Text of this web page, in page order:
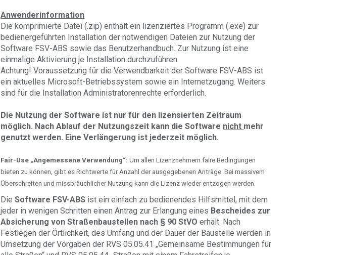
Anwenderinformation
Die komprimierte Datei (.zip) enthält ein lizenziertes Programm (.exe) zur
bedienergeführten Installation der notwendigen Dateien zur Nutzung der
Software FSV-ABS sowie das Benutzerhandbuch. Zur Nutzung ist eine
einmalige Aktivierung je Installation durchzuführen.
Achtung! Voraussetzung für die Verwendbarkeit der Software FSV-ABS ist
ein aktuelles Microsoft-Betriebssystem sowie ein Internetzugang. Weiters
sind für die Installation Administratorenrechte erforderlich.
Die Nutzung der Software ist nur für den lizensierten Zeitraum
möglich. Nach Ablauf der Nutzungszeit kann die Software nicht mehr
genutzt werden. Eine Verlängerung ist jederzeit möglich.
Fair-Use „Angemessene Verwendung“: Um allen Lizenznehmern faire Bedingungen
bieten zu können, gibt es Richtwerte für Anzahl der ausgegebenen Anträge. Bei massivem
Überschreiten und missbräuchlicher Nutzung kann die Lizenz wieder entzogen werden.
DieSoftware FSV-ABS ist ein einfach zu bedienendes Hilfsmittel, mit dem
jeder in wenigen Schritten einen Antrag zur Erlangung eines Bescheides zur
Absicherung von Straßenbaustellen nach § 90 StVO erhält. Nach
Festlegen der Örtlichkeit, des Umfang und der Dauer der Baustelle werden in
Umsetzung der Vorgaben der RVS 05.05.41 „Gemeinsame Bestimmungen für